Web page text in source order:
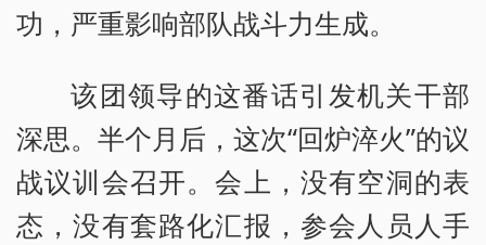
功，严重影响部队战斗力生成。
该团领导的这番话引发机关干部
深思。半个月后，这次“回炉淬火”的议
战议训会召开。会上，没有空洞的表
态，没有套路化汇报，参会人员人手